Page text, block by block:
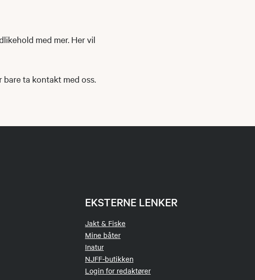
med mer. Her vil
ta kontakt med oss.
EKSTERNE LENKER
Jakt & Fiske
Mine båter
Inatur
NJFF-butikken
Login for redaktører